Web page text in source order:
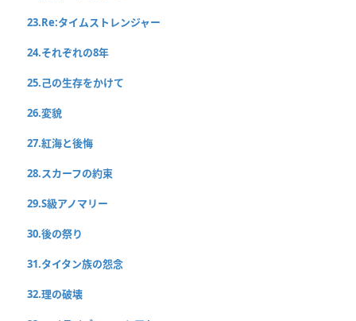
23.Re:タイムストレンジャー
24.それぞれの8年
25.己の生存をかけて
26.変貌
27.紅海と後悔
28.スカーフの約束
29.S級アノマリー
30.後の祭り
31.タイタン族の怨念
32.理の破壊